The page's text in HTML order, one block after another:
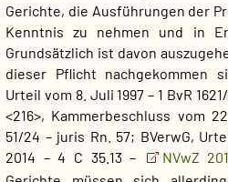
Gerichte, die Ausführungen der
Kenntnis zu nehmen und in
Grundsätzlich ist davon
dieser Pflicht nachgekommen
Urteil vom 8. Juli 1997 – 1 BvR
<216>, Kammerbeschluss vom
51/24 – juris Rn. 57; BVerwG,
2014 – 4 C 35.13 –
NVwZ